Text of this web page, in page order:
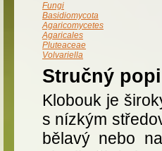
Fungi
Basidiomycota
Agaricomycetes
Agaricales
Pluteaceae
Volvariella
Stručný
Klobouk je
s nízkým
bělavý nebo